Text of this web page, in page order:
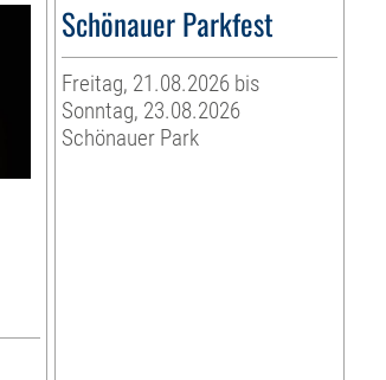
Schönauer Parkfest
Freitag, 21.08.2026 bis
Sonntag, 23.08.2026
Schönauer Park